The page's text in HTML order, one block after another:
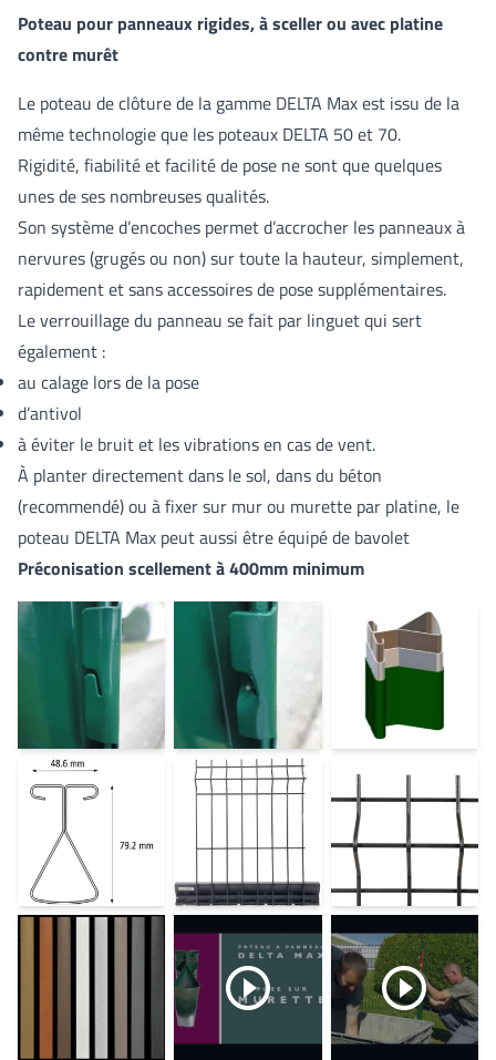
Poteau pour panneaux rigides, à sceller ou avec platine
contre murêt
Le poteau de clôture de la gamme DELTA Max est issu de la
même technologie que les poteaux DELTA 50 et 70.
Rigidité, fiabilité et facilité de pose ne sont que quelques
unes de ses nombreuses qualités.
Son système d’encoches permet d’accrocher les panneaux à
nervures (grugés ou non) sur toute la hauteur, simplement,
rapidement et sans accessoires de pose supplémentaires.
Le verrouillage du panneau se fait par linguet qui sert
également :
au calage lors de la pose
d’antivol
à éviter le bruit et les vibrations en cas de vent.
À planter directement dans le sol, dans du béton
(recommendé) ou à fixer sur mur ou murette par platine, le
poteau DELTA Max peut aussi être équipé de bavolet
Préconisation scellement à 400mm minimum